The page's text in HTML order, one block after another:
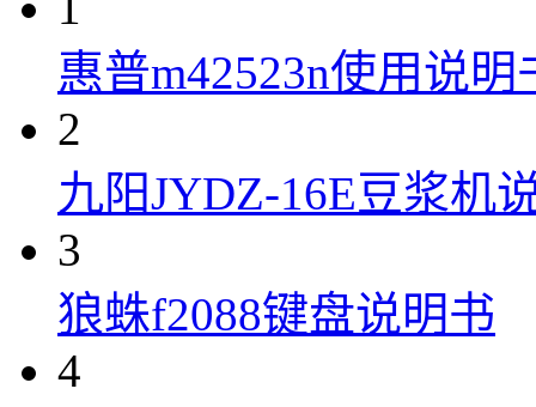
惠普m42523n使用说明
2
九阳JYDZ-16E豆浆机
3
狼蛛f2088键盘说明书
4